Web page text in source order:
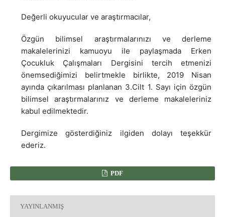
Değerli okuyucular ve araştırmacılar,
Özgün bilimsel araştırmalarınızı ve derleme
makalelerinizi kamuoyu ile paylaşmada Erken
Çocukluk Çalışmaları Dergisini tercih etmenizi
önemsediğimizi belirtmekle birlikte, 2019 Nisan
ayında çıkarılması planlanan 3.Cilt 1. Sayı için özgün
bilimsel araştırmalarınız ve derleme makaleleriniz
kabul edilmektedir.
Dergimize gösterdiğiniz ilgiden dolayı teşekkür
ederiz.
PDF
YAYINLANMIŞ